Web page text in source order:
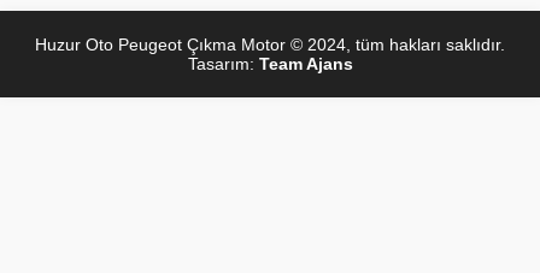
Huzur Oto Peugeot Çıkma Motor © 2024, tüm hakları saklıdır.
Tasarım: Team Ajans